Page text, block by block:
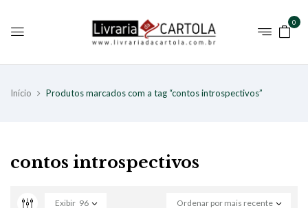
0
Início Produtos marcados com a tag “contos introspectivos”
contos introspectivos
Ordenar por mais recente
Exibir 96